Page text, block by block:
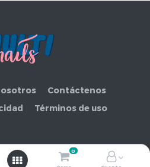
0
Contáctenos
Términos de uso
MAKEMORE LIMITADA